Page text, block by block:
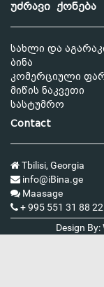
უძრავი ქონება
სახლი და
ბინა
კომერციული
მიწის ნაკვეთი
სასტუმრო
Contact
Tbilisi, Georgia
info@iBina.ge
Maasage
+ 995 551 31 88 22
Design